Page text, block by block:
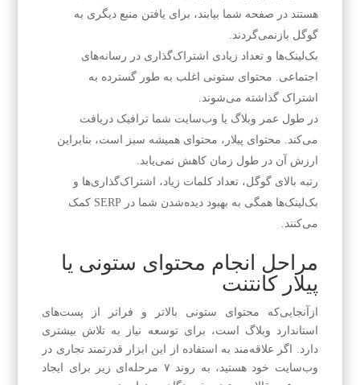
هستند در صفحه شما بیابند، برای یافتن منبع دیگری به
گوگل بازنمی‌گردند.
بک‌لینک‌ها و تعداد زیادی اشتراک‌گذاری در رسانه‌های
اجتماعی. محتوای ستونی اغلب به طور گسترده به
اشتراک گذاشته می‌شوند.
در طول عمر وبلاگ یا وب‌سایت شما ترافیک دریافت
می‌کند. محتوای پیلار، محتوای همیشه سبز است، بنابراین
ارزش آن در طول زمان کاهش نمی‌یابد.
رتبه بالای گوگل، تعداد کلمات زیاد، اشتراک‌گذاری‌ها و
بک‌لینک‌ها همگی به بهبود دیده‌شدن شما در SERP کمک
می‌کنند.
مراحل انجام محتوای ستونی یا
پیلار کانتنت
ازآنجایی‌که محتوای ستونی بالاتر و فراتر از پست‌های
استاندارد وبلاگ است، برای توسعه نیاز به تلاش بیشتری
دارد. اگر علاقه‌مند به استفاده از این ابزار قدرتمند تجاری در
وب‌سایت خود هستید، به روند ۷ مرحله‌ای زیر برای ایجاد